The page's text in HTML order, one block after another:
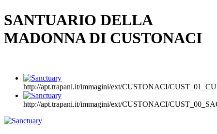
SANTUARIO DELLA
MADONNA DI CUSTONACI
http://apt.trapani.it/immagini/ext/CUSTONACI/
http://apt.trapani.it/immagini/ext/CUSTONACI/